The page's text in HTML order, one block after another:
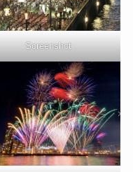
Screenshot